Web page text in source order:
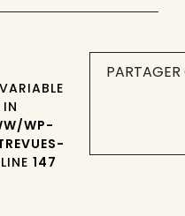
WP-
147